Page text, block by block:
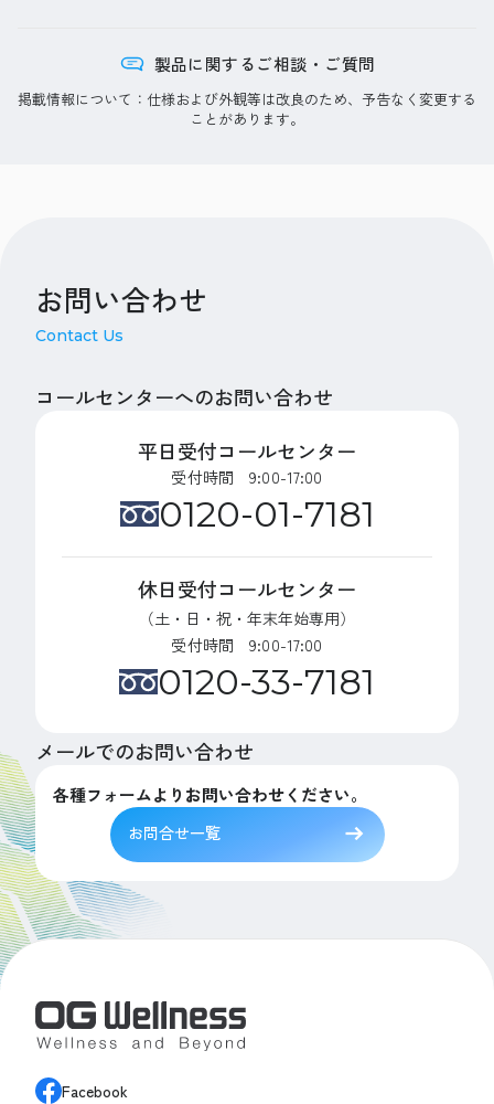
製品に関するご相談・ご質問
掲載情報について：仕様および外観等は改良のため、予告なく変更する
ことがあります。
お問い合わせ
Contact Us
コールセンターへのお問い合わせ
平日受付コールセンター
受付時間 9:00-17:00
0120-01-7181
休日受付コールセンター
（土・日・祝・年末年始専用）
受付時間 9:00-17:00
0120-33-7181
メールでのお問い合わせ
各種フォームよりお問い合わせください。
お問合せ一覧
Facebook